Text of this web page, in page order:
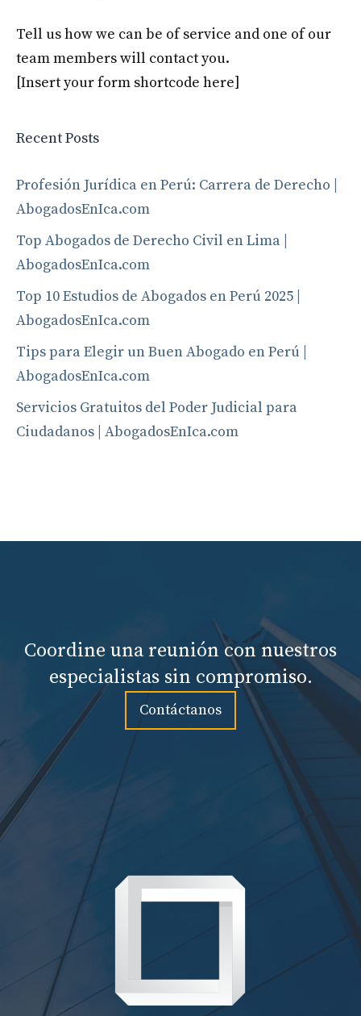
Tell us how we can be of service and one of our
team members will contact you.
[Insert your form shortcode here]
Recent Posts
Profesión Jurídica en Perú: Carrera de Derecho |
AbogadosEnIca.com
Top Abogados de Derecho Civil en Lima |
AbogadosEnIca.com
Top 10 Estudios de Abogados en Perú 2025 |
AbogadosEnIca.com
Tips para Elegir un Buen Abogado en Perú |
AbogadosEnIca.com
Servicios Gratuitos del Poder Judicial para
Ciudadanos | AbogadosEnIca.com
Coordine una reunión con nuestros
especialistas sin compromiso.
Contáctanos